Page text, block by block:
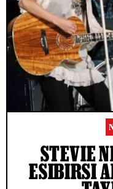
STEVIE
ESIBIRSI